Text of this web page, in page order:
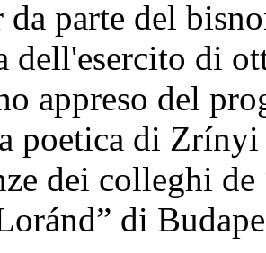
da parte del
dell'esercito di
appreso del
poetica di
dei colleghi
di